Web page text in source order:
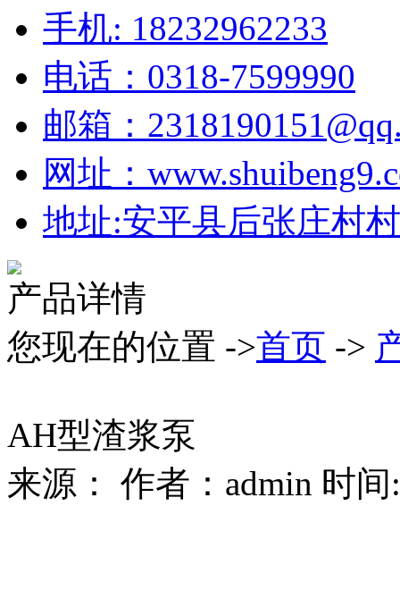
手机: 18232962233
电话：0318-7599990
邮箱：
网址：
地址:安平县后张庄村
产品详情
您现在的位置 ->首页 ->
AH型渣浆泵
来源： 作者：admin 时间: